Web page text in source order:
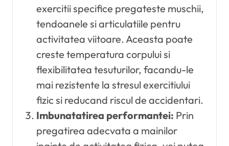
exercitii specifice pregateste muschii,
tendoanele si articulatiile pentru
activitatea viitoare. Aceasta poate
creste temperatura corpului si
flexibilitatea tesuturilor, facandu-le
mai rezistente la stresul exercitiului
fizic si reducand riscul de accidentari.
Imbunatatirea performantei: Prin
pregatirea adecvata a mainilor